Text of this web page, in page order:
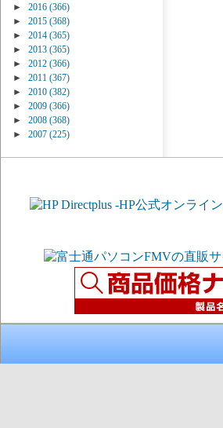
►
2016 (366)
►
2015 (368)
►
2014 (365)
►
2013 (365)
►
2012 (366)
►
2011 (367)
►
2010 (382)
►
2009 (366)
►
2008 (368)
►
2007 (225)